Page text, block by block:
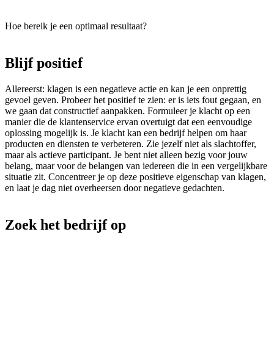
Hoe bereik je een optimaal resultaat?
Blijf positief
Allereerst: klagen is een negatieve actie en kan je een onprettig
gevoel geven. Probeer het positief te zien: er is iets fout gegaan, en
we gaan dat constructief aanpakken. Formuleer je klacht op een
manier die de klantenservice ervan overtuigt dat een eenvoudige
oplossing mogelijk is. Je klacht kan een bedrijf helpen om haar
producten en diensten te verbeteren. Zie jezelf niet als slachtoffer,
maar als actieve participant. Je bent niet alleen bezig voor jouw
belang, maar voor de belangen van iedereen die in een vergelijkbare
situatie zit. Concentreer je op deze positieve eigenschap van klagen,
en laat je dag niet overheersen door negatieve gedachten.
Zoek het bedrijf op